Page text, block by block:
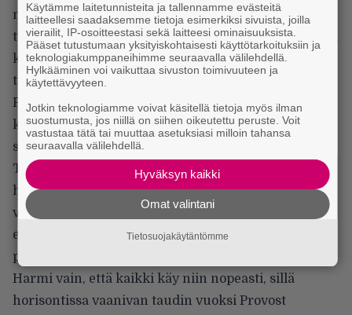
muistoja. Hän on hiprakkainen jin Frotin tasaisen
tylsälle yangille, eikä kestä kauan ennen kuin hänen
keskeytymätön elämänilonsa osoittautuu erittäin
tarttuvaksi.
Provost on elämänsä velkaa kätilölle, joten hän osaa
kunnioittaa ammattia. Silti elokuva on hieman liian
symmetrinen: toinen ei juo, toinen on harvoin selvä.
Toinen on pyhittänyt koko elämänsä muiden
hyvinvoinnille, toinen ajattelee vain itseään. Mutta
vastakohdat tunnetusti viehättävät, erityisesti
elokuvissa, joten on nopeasti selvää miten kaikki
päättyy; Claire oppii jotain Beatricelta ja päinvastoin.
Harmi vain, että kaikki käy niin nopeasti, sillä
horisontissa vaanivan taudin vuoksi Provost
Käytämme laitetunnisteita ja tallennamme evästeitä
laitteellesi saadaksemme tietoja esimerkiksi sivuista, joilla
vierailit, IP-osoitteestasi sekä laitteesi ominaisuuksista.
Pääset tutustumaan yksityiskohtaisesti käyttötarkoituksiin ja
teknologiakumppaneihimme seuraavalla välilehdellä.
Hylkääminen voi vaikuttaa sivuston toimivuuteen ja
käytettävyyteen.
Jotkin teknologiamme voivat käsitellä tietoja myös ilman
suostumusta, jos niillä on siihen oikeutettu peruste. Voit
vastustaa tätä tai muuttaa asetuksiasi milloin tahansa
seuraavalla välilehdellä.
Hyväksyn kaikki
Omat valintani
Tietosuojakäytäntömme